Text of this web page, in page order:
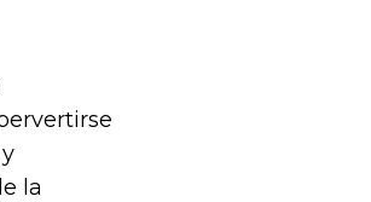
la